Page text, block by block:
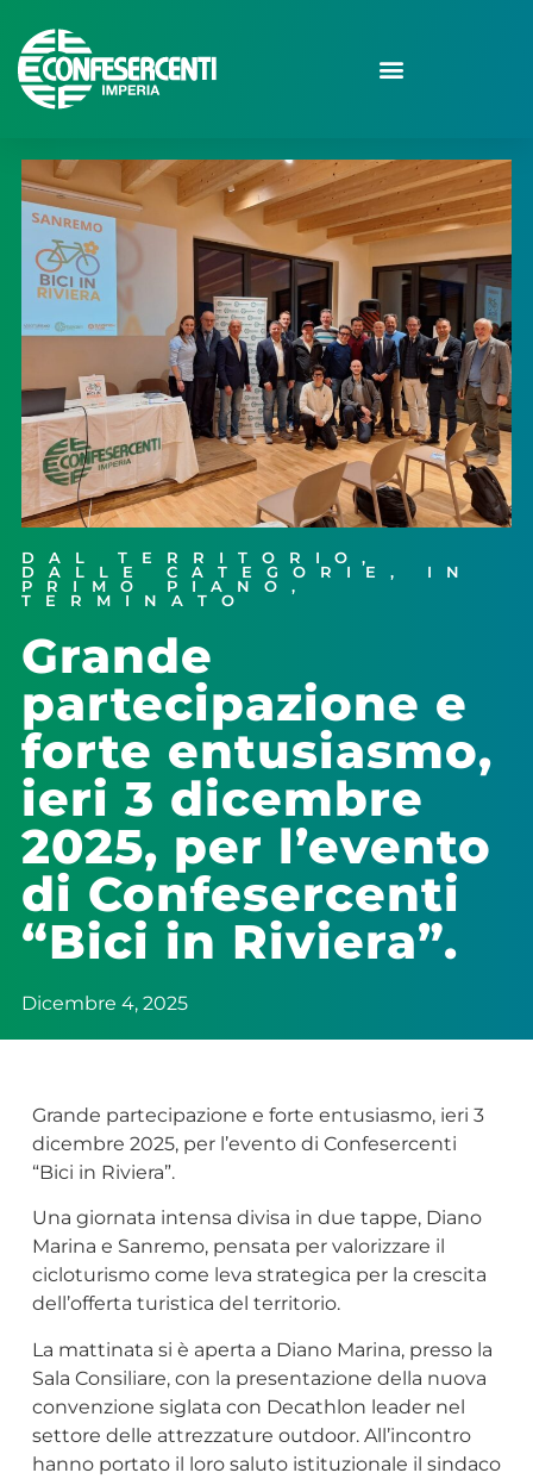
DAL TERRITORIO ,
DALLE CATEGORIE , IN
PRIMO PIANO ,
TERMINATO
Grande
partecipazione e
forte entusiasmo,
ieri 3 dicembre
2025, per l’evento
di Confesercenti
“Bici in Riviera”.
Dicembre 4, 2025
Grande partecipazione e forte entusiasmo, ieri 3
dicembre 2025, per l’evento di Confesercenti
“Bici in Riviera”.
Una giornata intensa divisa in due tappe, Diano
Marina e Sanremo, pensata per valorizzare il
cicloturismo come leva strategica per la crescita
dell’offerta turistica del territorio.
La mattinata si è aperta a Diano Marina, presso la
Sala Consiliare, con la presentazione della nuova
convenzione siglata con Decathlon leader nel
settore delle attrezzature outdoor. All’incontro
hanno portato il loro saluto istituzionale il sindaco